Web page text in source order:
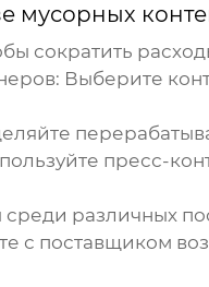
мусорных
сократить
Выберите
пресс-
различных
с поставщиком